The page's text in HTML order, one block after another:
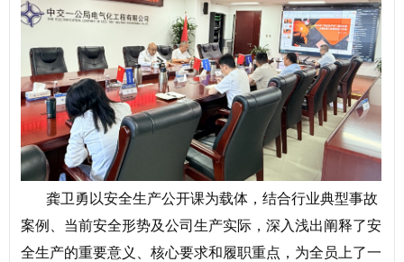
龚卫勇以安全生产公开课为载体，结合行业典型事故
案例、当前安全形势及公司生产实际，深入浅出阐释了安
全生产的重要意义、核心要求和履职重点，为全员上了一